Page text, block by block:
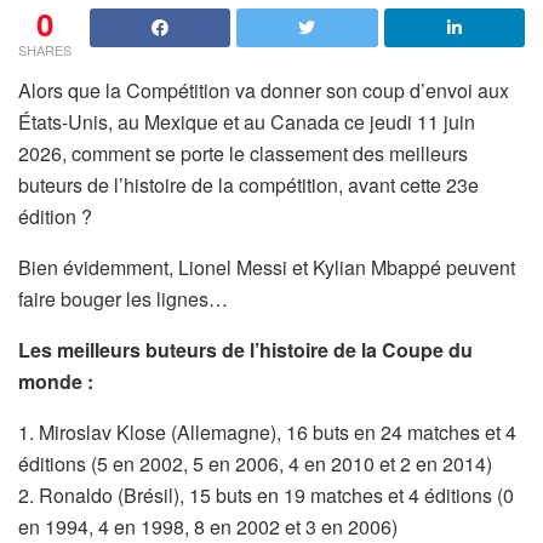
0
SHARES
Alors que la Compétition va donner son coup d’envoi aux
États-Unis, au Mexique et au Canada ce jeudi 11 juin
2026, comment se porte le classement des meilleurs
buteurs de l’histoire de la compétition, avant cette 23e
édition ?
Bien évidemment, Lionel Messi et Kylian Mbappé peuvent
faire bouger les lignes…
Les meilleurs buteurs de l’histoire de la Coupe du
monde :
1. Miroslav Klose (Allemagne), 16 buts en 24 matches et 4
éditions (5 en 2002, 5 en 2006, 4 en 2010 et 2 en 2014)
2. Ronaldo (Brésil), 15 buts en 19 matches et 4 éditions (0
en 1994, 4 en 1998, 8 en 2002 et 3 en 2006)